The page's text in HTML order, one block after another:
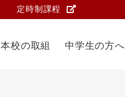
定時制課程
本校の取組 中学生の方へ